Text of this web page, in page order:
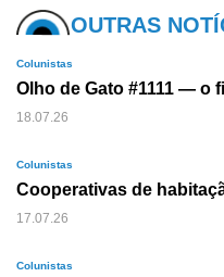
OUTRAS
Colunistas
Olho de Gato #1111 — o
18.07.26
Colunistas
Cooperativas de
17.07.26
Colunistas